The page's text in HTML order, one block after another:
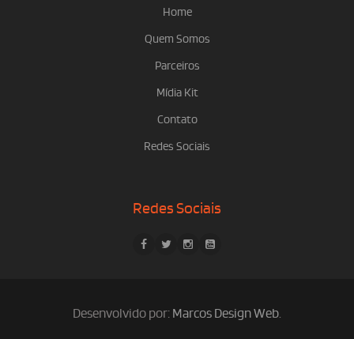
Home
Quem Somos
Parceiros
Mídia Kit
Contato
Redes Sociais
Redes Sociais
Desenvolvido por: Marcos Design Web.